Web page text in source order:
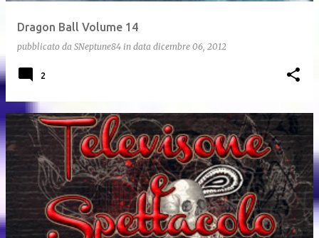
Dragon Ball Volume 14
pubblicato da SNeptune84 in data dicembre 06, 2012
2